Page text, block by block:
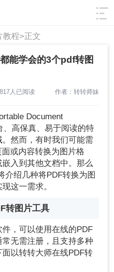
筛选
教程>正文
能学会的3个pdf转图
人已阅读 作者：转转师妹
Document
、高保真、易于阅读的特
然而，有时我们可能需
或内容转换为图片格
入到其他文档中。那么
介绍几种将PDF转换为图
这一需求。
转图片工具
，可以使用在线的PDF
无需注册，且支持多种
以转转大师在线PDF转